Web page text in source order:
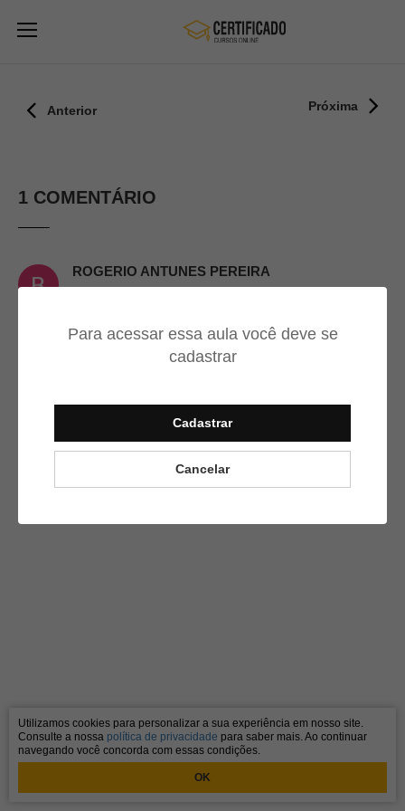
Para acessar essa aula você deve se
cadastrar
Cadastrar
Cancelar
Anterior Próxima
1 COMENTÁRIO
ROGERIO ANTUNES PEREIRA
Obrigado.
Utilizamos cookies para personalizar a sua experiência em nosso site.
Consulte a nossa política de privacidade para saber mais. Ao continuar
navegando você concorda com essas condições.
OK